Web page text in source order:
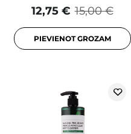
15,00 €
12,75 €
PIEVIENOT GROZAM